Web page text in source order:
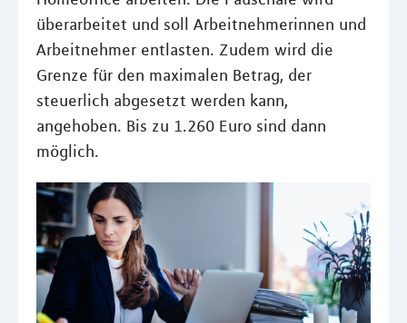
überarbeitet und soll Arbeitnehmerinnen und
Arbeitnehmer entlasten. Zudem wird die
Grenze für den maximalen Betrag, der
steuerlich abgesetzt werden kann,
angehoben. Bis zu 1.260 Euro sind dann
möglich.